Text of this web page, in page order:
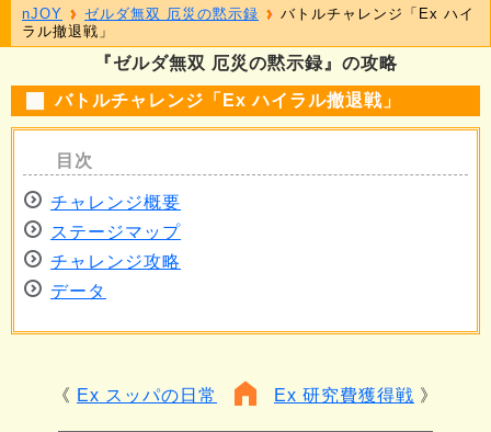
『ゼルダ無双 厄災の黙示録』の攻略
バトルチャレンジ「Ex ハイラル撤退戦」
チャレンジ概要
ステージマップ
チャレンジ攻略
データ
Ex スッパの日常 Ex 研究費獲得戦
nJOY ゼルダ無双 厄災の黙示録
バトルチャレンジ「Ex ハイ
ラル撤退戦」